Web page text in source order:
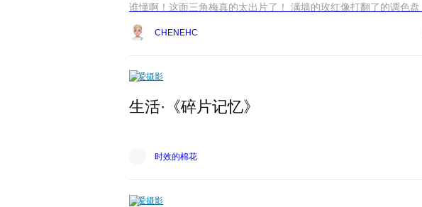
CHENEHC
爱摄影
生活·《碎片记忆》
时效的棉花
爱摄影